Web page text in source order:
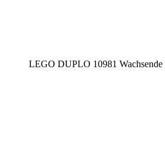
LEGO DUPLO 10981